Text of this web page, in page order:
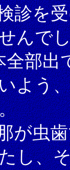
診を
んで
全部出
よう
が虫
し、